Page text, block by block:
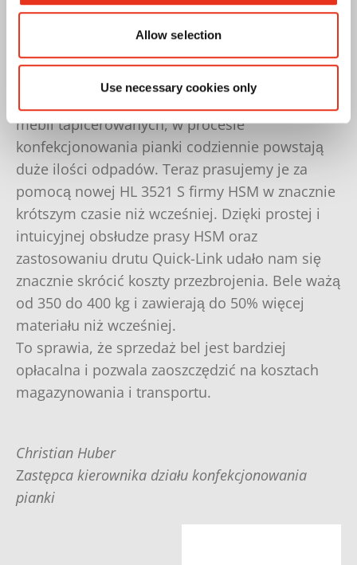
Allow selection
Use necessary cookies only
Większy zysk, niższe koszty – tak opłaca
się prasowanie
mebli tapicerowanych, w procesie
konfekcjonowania pianki codziennie powstają
duże ilości odpadów. Teraz prasujemy je za
pomocą nowej HL 3521 S firmy HSM w znacznie
krótszym czasie niż wcześniej. Dzięki prostej i
intuicyjnej obsłudze prasy HSM oraz
zastosowaniu drutu Quick-Link udało nam się
znacznie skrócić koszty przezbrojenia. Bele ważą
od 350 do 400 kg i zawierają do 50% więcej
materiału niż wcześniej.
To sprawia, że sprzedaż bel jest bardziej
opłacalna i pozwala zaoszczędzić na kosztach
magazynowania i transportu.
Christian Huber
Zastępca kierownika działu konfekcjonowania
pianki